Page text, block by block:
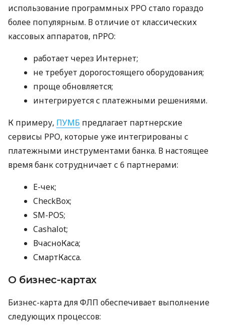
использование программных РРО стало гораздо
более популярным. В отличие от классических
кассовых аппаратов, пРРО:
работает через Интернет;
не требует дорогостоящего оборудования;
проще обновляется;
интегрируется с платежными решениями.
К примеру, ПУМБ предлагает партнерские
сервисы РРО, которые уже интегрированы с
платежными инструментами банка. В настоящее
время банк сотрудничает с 6 партнерами:
E-чек;
CheckBox;
SM-POS;
Cashalot;
ВчасноКаса;
СмартКасса.
О бизнес-картах
Бизнес-карта для ФЛП обеспечивает выполнение
следующих процессов: